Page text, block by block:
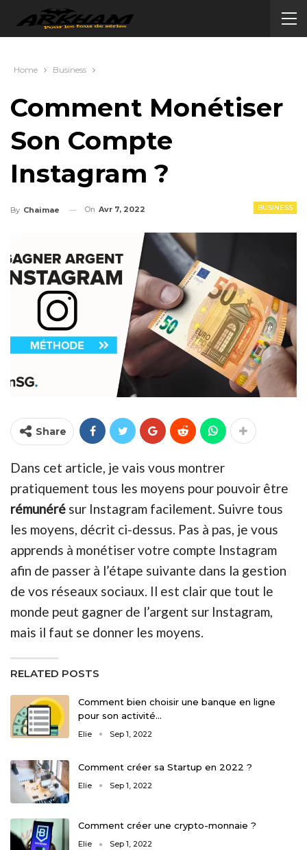
Home Business
Comment Monétiser
Son Compte
Instagram ?
BUSINESS
By Chaimae On Avr 7, 2022
Share
Dans cet article, je vais vous montrer
pratiquement tous les moyens pour pouvoir être
rémunéré sur Instagram facilement. Suivre tous
les moyens, décrit ci-dessus. Pas à pas, je vous
apprends à monétiser votre compte Instagram
afin de passer à l’étape suivante dans la gestion
de vos réseaux sociaux. Il est clair que tout le
monde peut gagner de l’argent sur Instagram,
mais il faut se donner les moyens.
RELATED POSTS
Comment bien choisir une banque en ligne
pour son activité…
Elie Sep 1, 2022
Comment créer sa Startup en 2022 ?
Elie Sep 1, 2022
Comment créer une crypto-monnaie ?
Elie Sep 1, 2022